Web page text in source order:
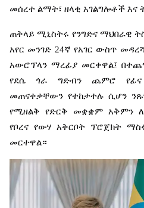
መሰረተ ልማት፣ ዘላቂ አገልግሎቶች እና
ጠቅላይ ሚኒስትሩ የንግድና ማህበራዊ
አየር መንገድ 24ኛ የአገር ውስጥ
አውሮፕላን ማረፊያ መርቀዋል፤
የደሴ
ጎራ ግድብን ጨምሮ የፊና
መጠናቀቃቸውን የተከታተሉ ሲሆን
የሚዘልቅ የድርቅ መቋቋም አቅምን
የቦረና የውሃ አቅርቦት ፕሮጀክት
መርተዋል።